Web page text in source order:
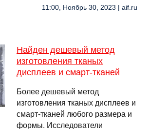
11:00, Ноябрь 30, 2023 | aif.ru
Найден дешевый метод
изготовления тканых
дисплеев и смарт-тканей
Более дешевый метод
изготовления тканых дисплеев и
смарт-тканей любого размера и
формы. Исследователи